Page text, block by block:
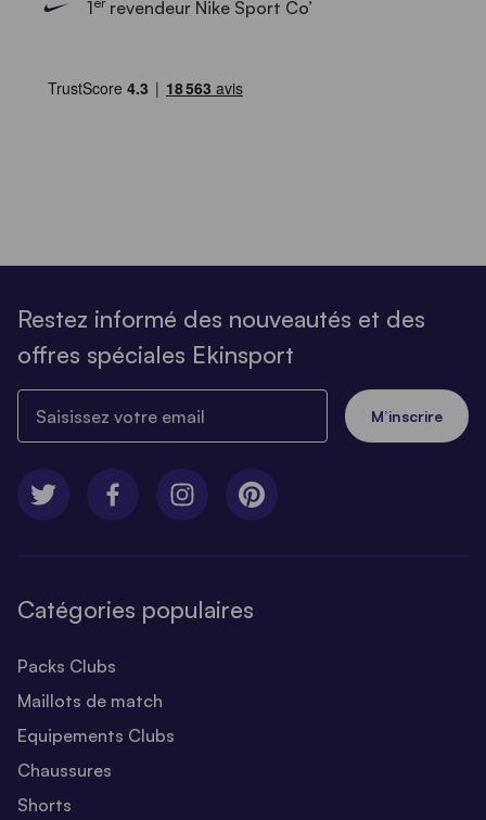
1 revendeur Nike Sport Co’
Restez informé des nouveautés et des
offres spéciales Ekinsport
M’inscrire
Catégories populaires
Packs Clubs
Maillots de match
Equipements Clubs
Chaussures
Shorts